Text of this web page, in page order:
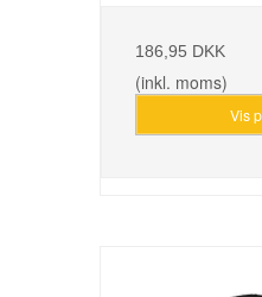
186,95 DKK
(inkl. moms)
Vis